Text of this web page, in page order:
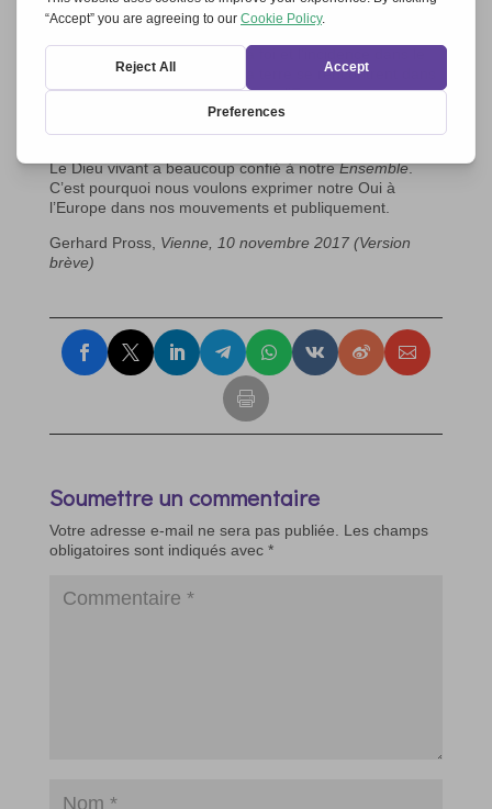
confié une vocation au cours de l’histoire:
Tout le ciel et la terre, toute la foi et l’incidence dans le
monde, parce que le ciel et la terre se rencontrent dans
le Crucifix. Dans cette tâche pour l’Europe, nous
reconnaissons également la responsabilité pour l’Afrique
et le Moyen-Orient.
Le Dieu vivant a beaucoup confié à notreEnsemble.
C’est pourquoi nous voulons exprimer notre Oui à
l’Europe dans nos mouvements et publiquement.
Gerhard Pross, Vienne, 10 novembre 2017 (Version
brève)
Soumettre un commentaire
Votre adresse e-mail ne sera pas publiée.
Les champs
obligatoires sont indiqués avec *